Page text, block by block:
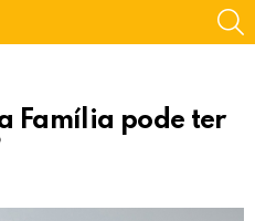
Família pode ter